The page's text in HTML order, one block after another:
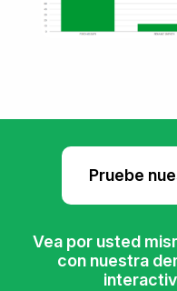
Pruebe
Vea por usted
con nuestra